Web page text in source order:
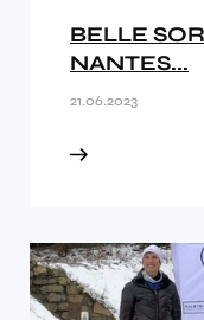
BELLE
NANTES...
21.06.2023